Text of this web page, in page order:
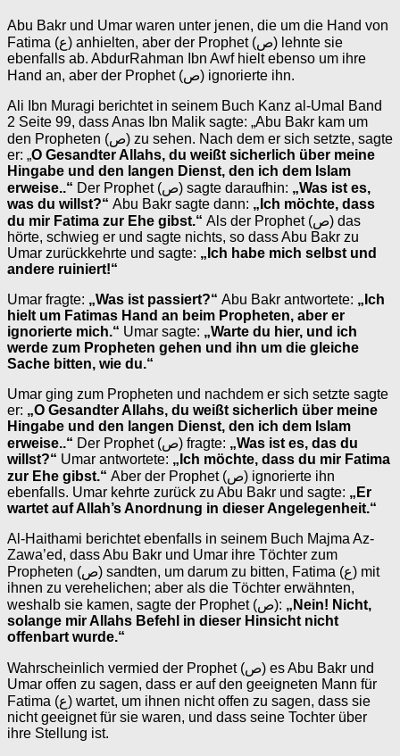
Abu Bakr und Umar waren unter jenen, die um die Hand von
Fatima (ع) anhielten, aber der Prophet (ص) lehnte sie
ebenfalls ab. AbdurRahman Ibn Awf hielt ebenso um ihre
Hand an, aber der Prophet (ص) ignorierte ihn.
Ali Ibn Muragi berichtet in seinem Buch Kanz al-Umal Band
2 Seite 99, dass Anas Ibn Malik sagte: „Abu Bakr kam um
den Propheten (ص) zu sehen. Nach dem er sich setzte, sagte
er: „O Gesandter Allahs, du weißt sicherlich über meine
Hingabe und den langen Dienst, den ich dem Islam
erweise..“
Der Prophet (ص) sagte daraufhin: „Was ist es,
was du willst?“ Abu Bakr sagte dann: „Ich möchte, dass
du mir Fatima zur Ehe gibst.“ Als der Prophet (ص) das
hörte, schwieg er und sagte nichts, so dass Abu Bakr zu
Umar zurückkehrte und sagte: „Ich habe mich selbst und
andere ruiniert!“
Umar fragte: „Was ist passiert?“ Abu Bakr antwortete: „Ich
hielt um Fatimas Hand an beim Propheten, aber er
ignorierte mich.“ Umar sagte: „Warte du hier, und ich
werde zum Propheten gehen und ihn um die gleiche
Sache bitten, wie du.“
Umar ging zum Propheten und nachdem er sich setzte sagte
er: „O Gesandter Allahs, du weißt sicherlich über meine
Hingabe und den langen Dienst, den ich dem Islam
erweise..“
Der Prophet (ص) fragte: „Was ist es, das du
willst?“ Umar antwortete: „Ich möchte, dass du mir Fatima
zur Ehe gibst.“ Aber der Prophet (ص) ignorierte ihn
ebenfalls. Umar kehrte zurück zu Abu Bakr und sagte: „Er
wartet auf Allah’s Anordnung in dieser Angelegenheit.“
Al-Haithami berichtet ebenfalls in seinem Buch Majma Az-
Zawa’ed, dass Abu Bakr und Umar ihre Töchter zum
Propheten (ص) sandten, um darum zu bitten, Fatima (ع) mit
ihnen zu verehelichen; aber als die Töchter erwähnten,
weshalb sie kamen, sagte der Prophet (ص): „Nein! Nicht,
solange mir Allahs Befehl in dieser Hinsicht nicht
offenbart wurde.“
Wahrscheinlich vermied der Prophet (ص) es Abu Bakr und
Umar offen zu sagen, dass er auf den geeigneten Mann für
Fatima (ع) wartet, um ihnen nicht offen zu sagen, dass sie
nicht geeignet für sie waren, und dass seine Tochter über
ihre Stellung ist.